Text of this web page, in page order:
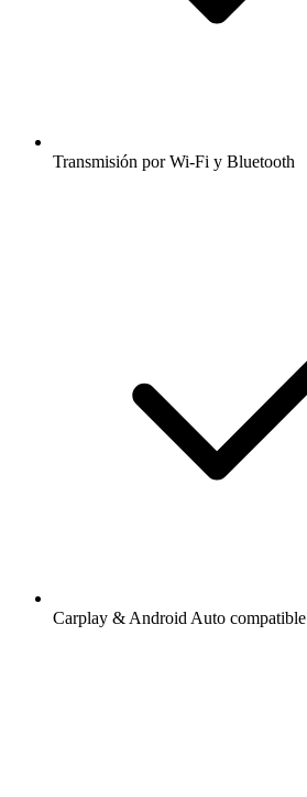
Transmisión por Wi-Fi y Bluetooth
Carplay & Android Auto compatible